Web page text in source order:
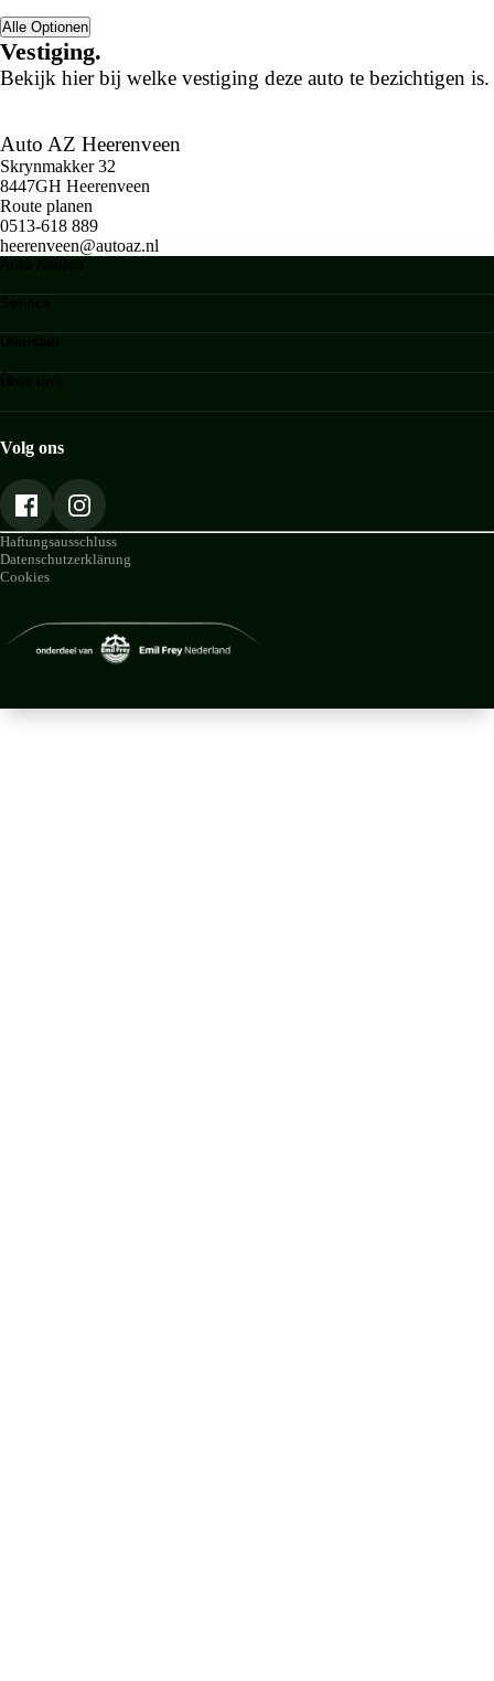
Alle Optionen
Vestiging.
Bekijk hier bij welke vestiging deze auto te bezichtigen is.
Auto AZ Heerenveen
Skrynmakker 32
8447GH Heerenveen
Route planen
0513-618 889
heerenveen@autoaz.nl
Volg ons
Haftungsausschluss
Datenschutzerklärung
Cookies